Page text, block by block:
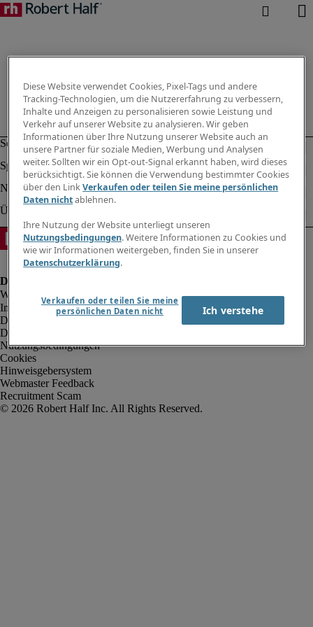
Impressum
Datenschutz
Datenschutz Arbeitnehmer/Zeitarbeitskräfte
Nutzungsbedingungen
Cookies
Hinweisgebersystem
Webmaster Feedback
Recruitment Scam
Diese Website verwendet Cookies, Pixel-Tags und andere
Tracking-Technologien, um die Nutzererfahrung zu verbessern,
Inhalte und Anzeigen zu personalisieren sowie Leistung und
Verkehr auf unserer Website zu analysieren. Wir geben
Informationen über Ihre Nutzung unserer Website auch an
unsere Partner für soziale Medien, Werbung und Analysen
weiter. Sollten wir ein Opt-out-Signal erkannt haben, wird dieses
berücksichtigt. Sie können die Verwendung bestimmter Cookies
über den LinkVerkaufen oder teilen Sie meine persönlichen
Daten nichtablehnen.
Ihre Nutzung der Website unterliegt unseren
Nutzungsbedingungen. Weitere Informationen zu Cookies und
wie wir Informationen weitergeben, finden Sie in unserer
Datenschutzerklärung.
Verkaufen oder teilen Sie meine
persönlichen Daten nicht
Ich verstehe